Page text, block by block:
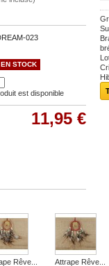
023
STOCK
est disponible
11,95 €
Rêve... Attrape Rêve...